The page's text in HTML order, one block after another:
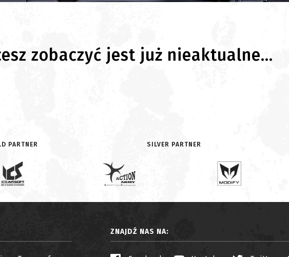
zobaczyć jest już nieaktualne...
PARTNER SILVER PARTNER
ZNAJDŹ NAS NA: